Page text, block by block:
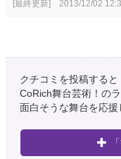
[最終更新] 2013/12/02
クチコミを投稿すると
CoRich舞台芸術！の
面白そうな舞台を応援